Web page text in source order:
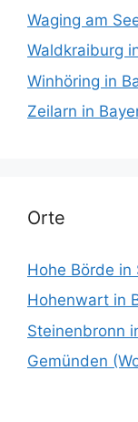
Waging am
Waldkraiburg
Winhöring in
Zeilarn in
Orte
Hohe Börde
Hohenwart in
Steinenbronn
Gemünden